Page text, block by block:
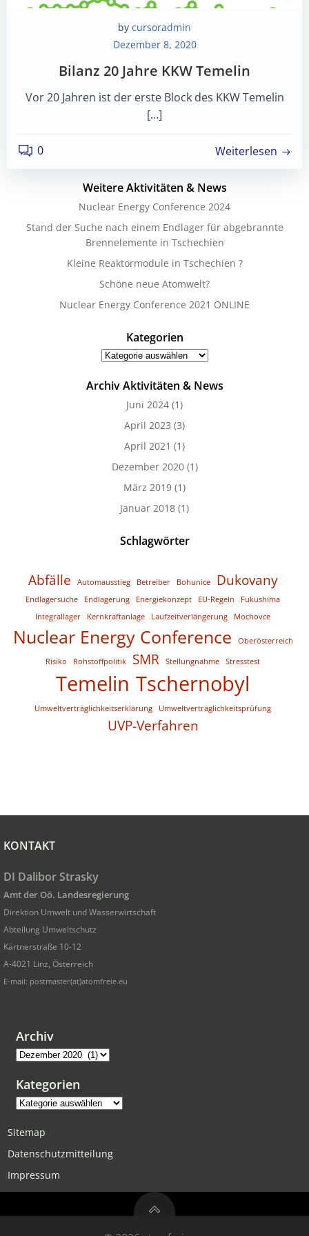
by cursoradmin
Dezember 8, 2020
Bilanz 20 Jahre KKW Temelin
Vor 20 Jahren ist der erste Block des KKW Temelin
[…]
0 Weiterlesen
Weitere Aktivitäten & News
Nuclear Energy Conference 2024
Stand der Suche nach einem Endlager für abgebrannte
Brennelemente in Tschechien
Kleine Reaktormodule in Tschechien ?
Schöne neue Atomwelt?
Nuclear Energy Conference 2021 ONLINE
Kategorien
Kategorien
Archiv Aktivitäten & News
Juni 2024 (1)
April 2023 (3)
April 2021 (1)
Dezember 2020(1)
März 2019 (1)
Januar 2018 (1)
Schlagwörter
Abfälle Automausstieg Betreiber Bohunice Dukovany
Endlagersuche Endlagerung Energiekonzept EU-Regeln
Fukushima
Integrallager
Kernkraftanlage Laufzeitverlängerung Mochovce
Nuclear Energy Conference Oberösterreich
Risiko Rohstoffpolitik SMR Stellungnahme Stresstest
Temelin Tschernobyl
Umweltverträglichkeitserklärung Umweltverträglichkeitsprüfung
UVP-Verfahren
KONTAKT
DI Dalibor Strasky
Amt der Oö. Landesregierung
Direktion Umwelt und Wasserwirtschaft
Abteilung Umweltschutz
Kärtnerstraße 10-12
A-4021 Linz, Österreich
E-mail: postmaster(at)atomfreie.eu
Archiv
Archiv
Kategorien
Kategorien
Sitemap
Datenschutzmitteilung
Impressum